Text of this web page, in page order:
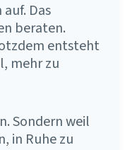
Das
beraten.
entsteht
mehr zu
Sondern weil
in Ruhe zu